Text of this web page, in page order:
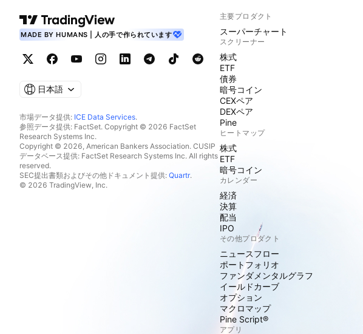
MADE BY HUMANS | 人の手で作られています
日本語
市場データ提供: ICE Data Services.
参照データ提供: FactSet. Copyright © 2026 FactSet
Research Systems Inc.
Copyright © 2026, American Bankers Association. CUSIP
データベース提供: FactSet Research Systems Inc. All rights
reserved.
SEC提出書類およびその他ドキュメント提供: Quartr.
© 2026 TradingView, Inc.
主要プロダクト
スーパーチャート
スクリーナー
株式
ETF
債券
暗号コイン
CEXペア
DEXペア
Pine
ヒートマップ
株式
ETF
暗号コイン
カレンダー
経済
決算
配当
IPO
その他プロダクト
ニュースフロー
ポートフォリオ
ファンダメンタルグラフ
イールドカーブ
オプション
マクロマップ
Pine Script®
アプリ